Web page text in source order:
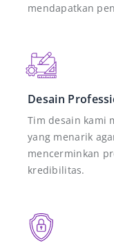
mendapatkan
Desain
Tim desain kami
yang menarik
mencerminkan
kredibilitas.